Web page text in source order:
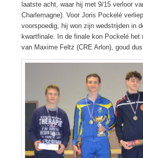
laatste acht, waar hij met 9/15 verloor
Charlemagne). Voor Joris Pockelé
voorspoedig, hij won zijn wedstrijden in
kwartfinale. In de finale kon Pockelé het
van Maxime Feltz (CRE Arlon), goud